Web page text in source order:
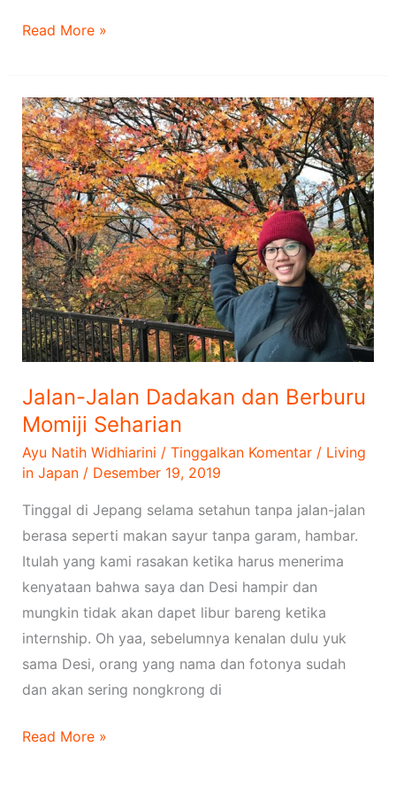
Read More »
Jalan-Jalan Dadakan dan Berburu
Momiji Seharian
Ayu Natih Widhiarini / Tinggalkan Komentar / Living
in Japan/ Desember 19, 2019
Tinggal di Jepang selama setahun tanpa jalan-jalan
berasa seperti makan sayur tanpa garam, hambar.
Itulah yang kami rasakan ketika harus menerima
kenyataan bahwa saya dan Desi hampir dan
mungkin tidak akan dapet libur bareng ketika
internship. Oh yaa, sebelumnya kenalan dulu yuk
sama Desi, orang yang nama dan fotonya sudah
dan akan sering nongkrong di
Jalan-
Jalan
Dadakan
dan
Berburu
Momiji
Seharian
Read More »